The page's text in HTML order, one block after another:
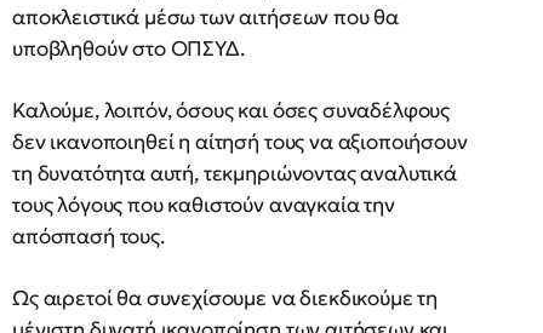
αποκλειστικά μέσω των αιτήσεων που θα
υποβληθούν στο ΟΠΣΥΔ.
Καλούμε, λοιπόν, όσους και όσες συναδέλφους
δεν ικανοποιηθεί η αίτησή τους να αξιοποιήσουν
τη δυνατότητα αυτή, τεκμηριώνοντας αναλυτικά
τους λόγους που καθιστούν αναγκαία την
απόσπασή τους.
Ως αιρετοί θα συνεχίσουμε να διεκδικούμε τη